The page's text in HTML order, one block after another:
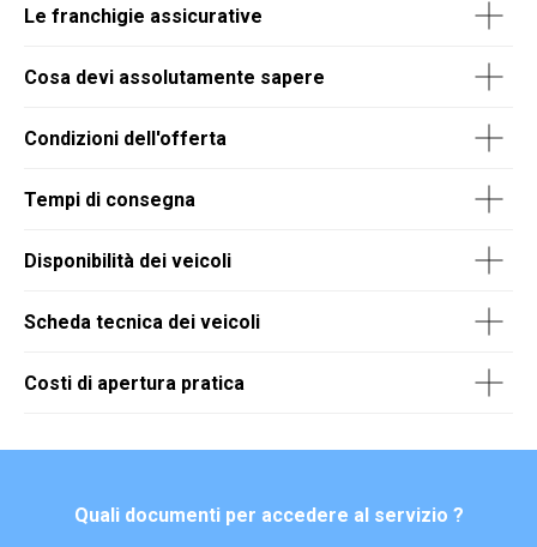
Le franchigie assicurative
Cosa devi assolutamente sapere
Condizioni dell'offerta
Tempi di consegna
Disponibilità dei veicoli
Scheda tecnica dei veicoli
Costi di apertura pratica
Quali documenti per accedere al servizio ?